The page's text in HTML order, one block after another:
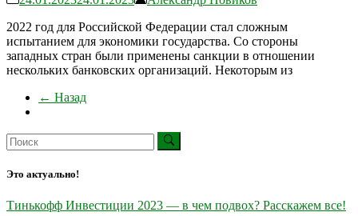
2022 год для Российской Федерации стал сложным
испытанием для экономики государства. Со стороны
западных стран были применены санкции в отношении
нескольких банковских организаций. Некоторым из
← Назад
Это актуально!
Тинькофф Инвестиции 2023 — в чем подвох? Расскажем все!